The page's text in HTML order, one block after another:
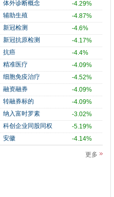
体外诊断概念
-4.29%
辅助生殖
-4.87%
新冠检测
-4.6%
新冠抗原检测
-4.17%
抗癌
-4.4%
精准医疗
-4.09%
细胞免疫治疗
-4.52%
融资融券
-4.09%
转融券标的
-4.09%
纳入富时罗素
-3.02%
科创企业同股同权
-5.19%
安徽
-4.14%
更多